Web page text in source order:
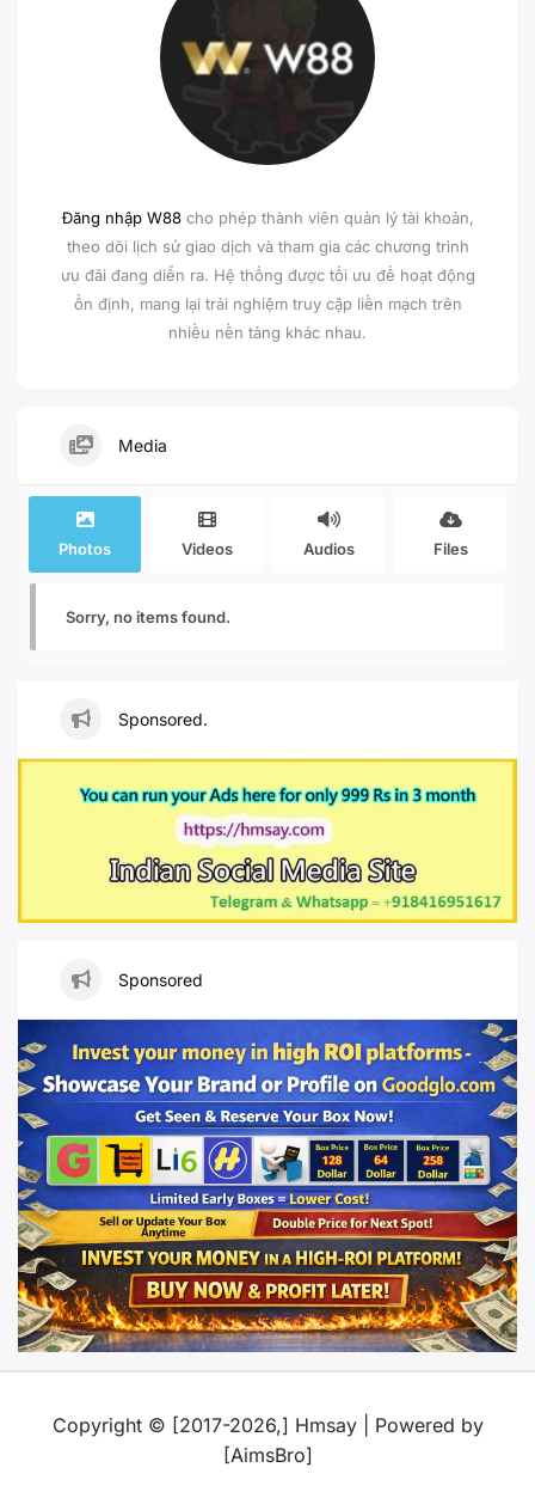
Đăng nhập W88cho phép thành viên quản lý tài khoản,
theo dõi lịch sử giao dịch và tham gia các chương trình
ưu đãi đang diễn ra. Hệ thống được tối ưu để hoạt động
ổn định, mang lại trải nghiệm truy cập liền mạch trên
nhiều nền tảng khác nhau.
Media
Photos Videos Audios Files
Sorry, no items found.
Sponsored.
Sponsored
Copyright © [2017-2026,] Hmsay | Powered by
[AimsBro]